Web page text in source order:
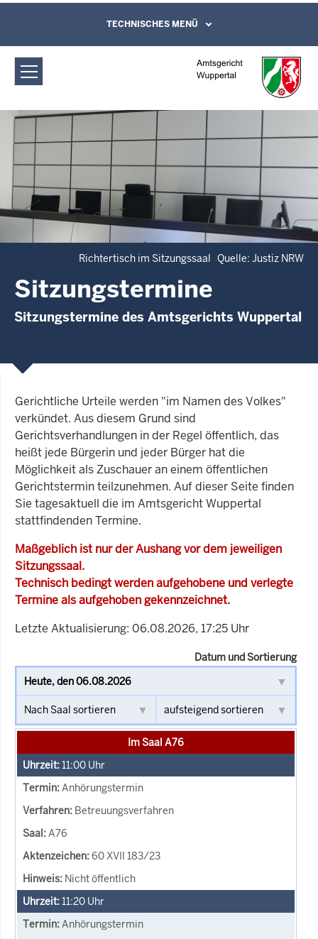
Amtsgericht Wuppertal:
Sitzungstermine
Direkt zum Inhalt
Leichte Sprache, Gebärdensprachenvideo
und Kontaktformular
TECHNISCHES MENÜ
Richtertisch im Sitzungssaal Quelle: Justiz NRW
Sitzungstermine
Sitzungstermine des Amtsgerichts Wuppertal
Gerichtliche Urteile werden "im Namen des Volkes"
verkündet. Aus diesem Grund sind
Gerichtsverhandlungen in der Regel öffentlich, das
heißt jede Bürgerin und jeder Bürger hat die
Möglichkeit als Zuschauer an einem öffentlichen
Gerichtstermin teilzunehmen. Auf dieser Seite finden
Sie tagesaktuell die im Amtsgericht Wuppertal
stattfindenden Termine.
Maßgeblich ist nur der Aushang vor dem jeweiligen
Sitzungssaal.
Technisch bedingt werden aufgehobene und verlegte
Termine als aufgehoben gekennzeichnet.
Letzte Aktualisierung: 06.08.2026, 17:25 Uhr
Datum und Sortierung
Im Saal A76
11:00 Uhr
Anhörungstermin
Betreuungsverfahren
A76
60 XVII 183/23
Nicht öffentlich
11:20 Uhr
Anhörungstermin